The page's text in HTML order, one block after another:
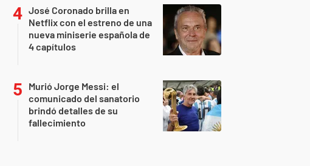
José Coronado brilla en
Netflix con el estreno de una
nueva miniserie española de
4 capítulos
Murió Jorge Messi: el
comunicado del sanatorio
brindó detalles de su
fallecimiento